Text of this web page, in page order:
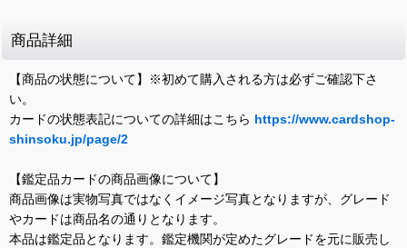
商品詳細
【商品の状態について】※初めて購入される方は必ずご確認下さ
い。
カードの状態表記についての詳細はこちら https://www.cardshop-
shinsoku.jp/page/2
【鑑定品カードの商品画像について】
商品画像は実物写真ではなくイメージ写真となりますが、グレード
やカードは商品名の通りとなります。
本品は鑑定品となります。鑑定機関が定めたグレードを元に販売し